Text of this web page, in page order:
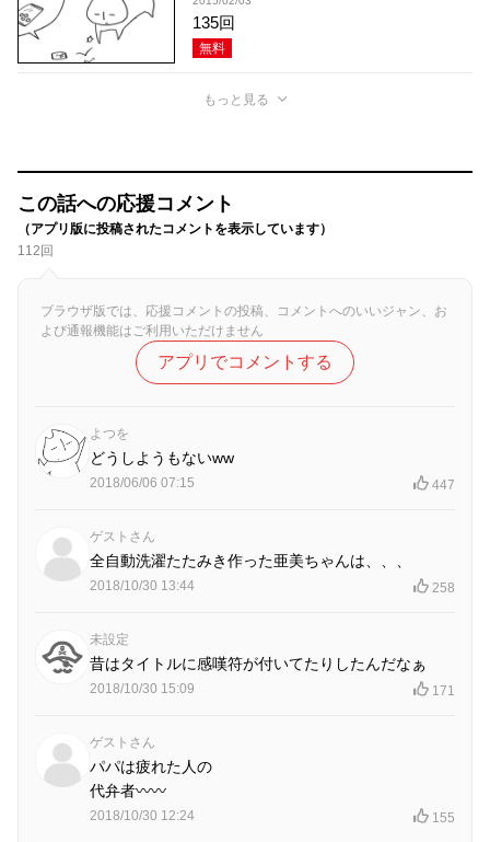
135回
無料
もっと見る
この話への応援コメント
（アプリ版に投稿されたコメントを表示しています）
112回
ブラウザ版では、応援コメントの投稿、コメントへのいいジャン、お
よび通報機能はご利用いただけません
アプリでコメントする
よつを
どうしようもないww
2018/06/06 07:15 447
ゲストさん
全自動洗濯たたみき作った亜美ちゃんは、、、
2018/10/30 13:44 258
未設定
昔はタイトルに感嘆符が付いてたりしたんだなぁ
2018/10/30 15:09 171
ゲストさん
パパは疲れた人の
代弁者〰〰
2018/10/30 12:24 155